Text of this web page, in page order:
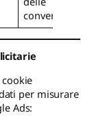
conversioni
per misurare
Ads: